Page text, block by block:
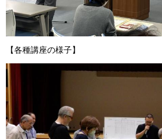
【各種講座の様子】